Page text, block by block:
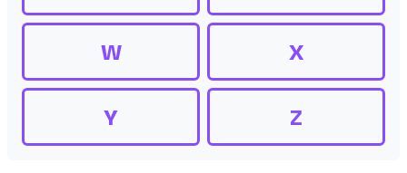
W X
Y Z